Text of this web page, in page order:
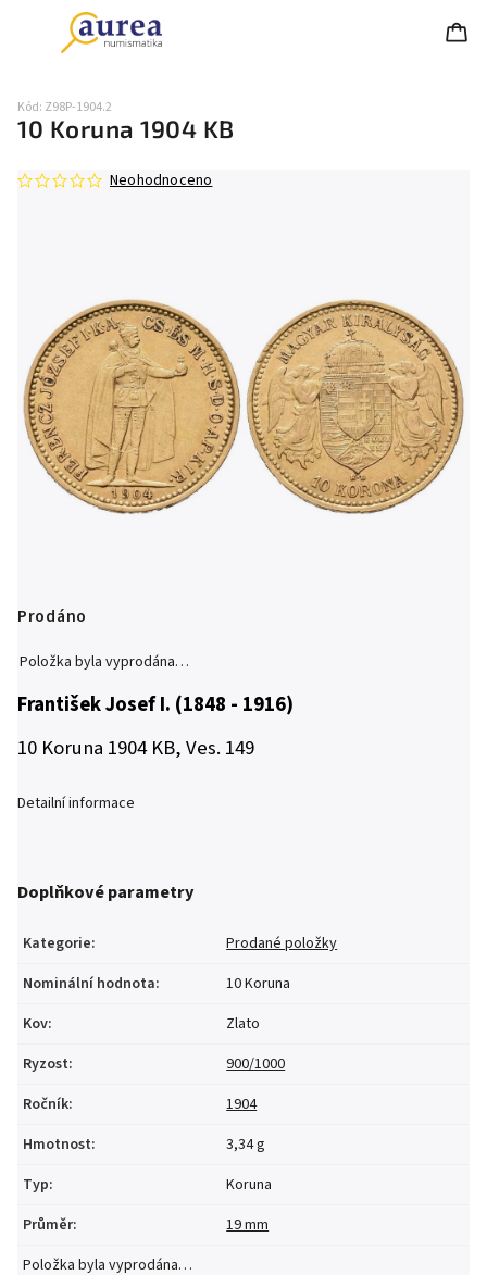
10 Koruna 1904 KB
Kód: Z98P-1904.2
Neohodnoceno
Prodáno
Položka byla vyprodána…
František Josef I. (1848 - 1916)
10 Koruna 1904 KB, Ves. 149
Detailní informace
Doplňkové parametry
Kategorie:
Prodané položky
Nominální hodnota:
10 Koruna
Kov:
Zlato
Ryzost:
900/1000
Ročník:
1904
Hmotnost:
3,34 g
Typ:
Koruna
Průměr:
19 mm
Položka byla vyprodána…